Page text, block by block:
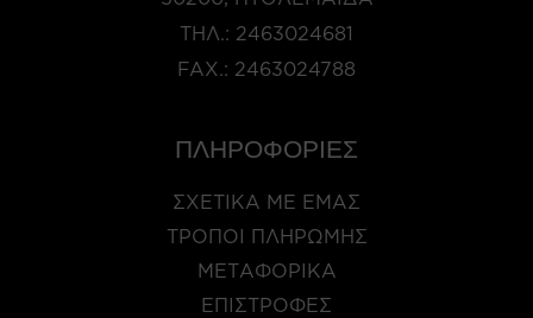
ΤΗΛ.: 2463024681
FAX.: 2463024788
ΠΛΗΡΟΦΟΡΙΕΣ
ΣΧΕΤΙΚΑ ΜΕ ΕΜΑΣ
ΤΡΟΠΟΙ ΠΛΗΡΩΜΗΣ
ΜΕΤΑΦΟΡΙΚΑ
ΕΠΙΣΤΡΟΦΕΣ